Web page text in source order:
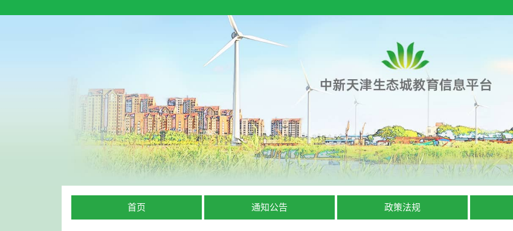
首页 通知公告 政策法规